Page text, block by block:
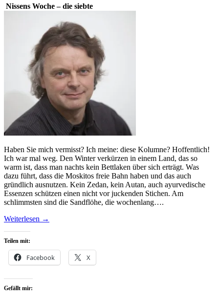
Nissens Woche – die siebte
Haben Sie mich vermisst? Ich meine: diese Kolumne? Hoffentlich!
Ich war mal weg. Den Winter verkürzen in einem Land, das so
warm ist, dass man nachts kein Bettlaken über sich erträgt. Was
dazu führt, dass die Moskitos freie Bahn haben und das auch
gründlich ausnutzen. Kein Zedan, kein Autan, auch ayurvedische
Essenzen schützen einen nicht vor juckenden Stichen. Am
schlimmsten sind die Sandflöhe, die wochenlang….
Weiterlesen →
Teilen mit:
Facebook X
Gefällt mir: